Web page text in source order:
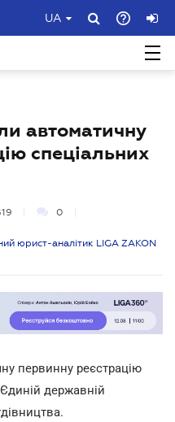
UA
автоматичну
спеціальних
0
юрист-аналітик LIGA ZAKON
первинну реєстрацію
державній